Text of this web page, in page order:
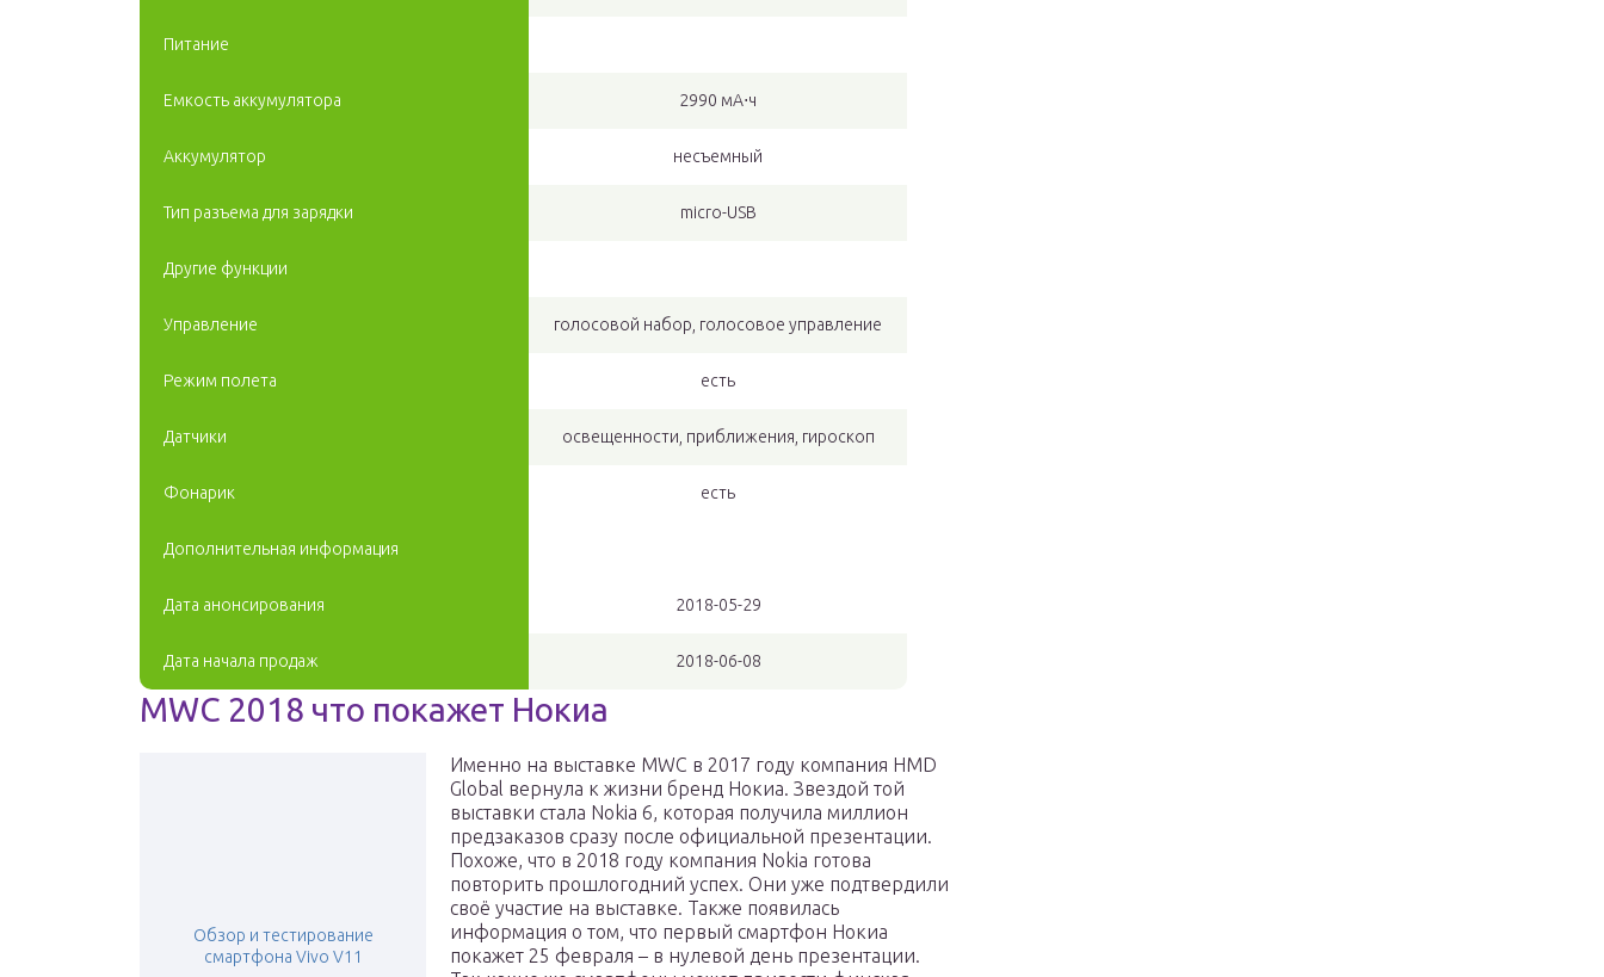
Питание
Емкость аккумулятора 2990 мА⋅ч
Аккумулятор несъемный
Тип разъема для зарядки micro-USB
Другие функции
Управление голосовой набор, голосовое управление
Режим полета есть
Датчики освещенности, приближения, гироскоп
Фонарик есть
Дополнительная информация
Дата анонсирования 2018-05-29
Дата начала продаж 2018-06-08
MWC 2018 что покажет Нокиа
Обзор и тестирование
смартфона Vivo V11
Именно на выставке MWC в 2017 году компания HMD
Global вернула к жизни бренд Нокиа. Звездой той
выставки стала Nokia 6, которая получила миллион
предзаказов сразу после официальной презентации.
Похоже, что в 2018 году компания Nokia готова
повторить прошлогодний успех. Они уже подтвердили
своё участие на выставке. Также появилась
информация о том, что первый смартфон Нокиа
покажет 25 февраля – в нулевой день презентации.